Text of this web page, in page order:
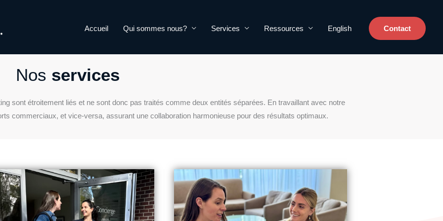
Accueil Qui sommes nous? Services Ressources English Contact
Nos services
sont étroitement liés et ne sont donc pas traités comme deux entités séparées. En travaillant avec notre
commerciaux, et vice-versa, assurant une collaboration harmonieuse pour des résultats optimaux.